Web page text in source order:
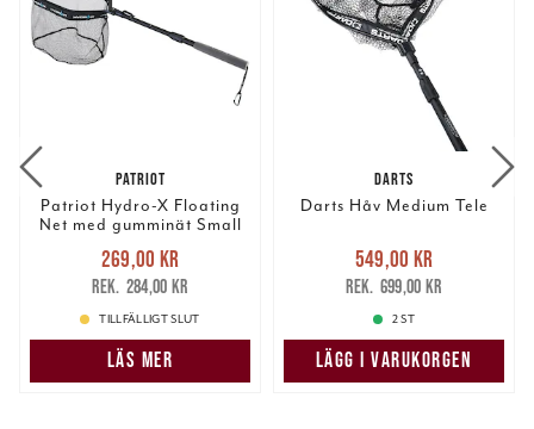
PATRIOT
Patriot Hydro-X Floating
Net med gumminät Small
Nuvarande pris
269,00 krTidigare pris
284,00 kr
269,00 kr
284,00 kr
TILLFÄLLIGT SLUT
LÄS MER
DARTS
Darts Håv Medium Tele
Nuvarande pris
549,00 krTidigare pris
699,00 kr
549,00 kr
699,00 kr
2 ST
LÄGG I VARUKORGEN